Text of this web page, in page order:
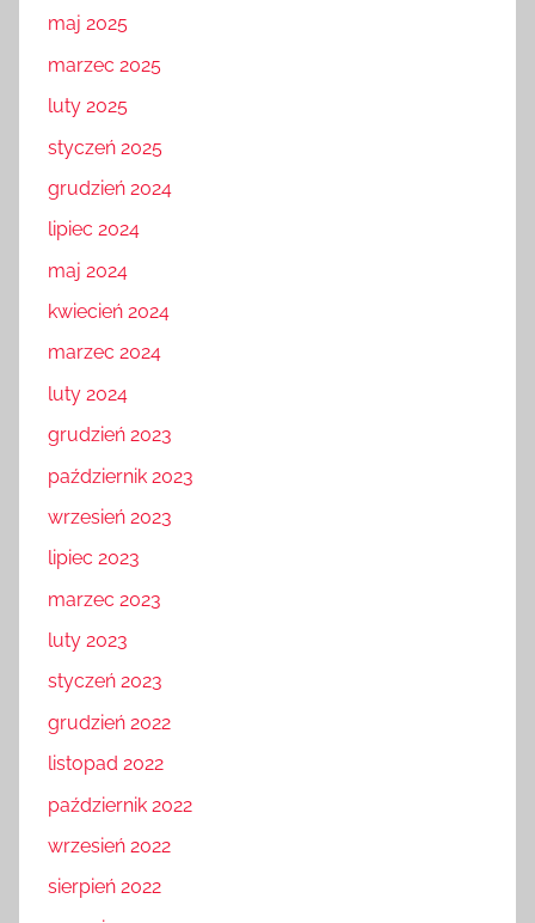
maj 2025
marzec 2025
luty 2025
styczeń 2025
grudzień 2024
lipiec 2024
maj 2024
kwiecień 2024
marzec 2024
luty 2024
grudzień 2023
październik 2023
wrzesień 2023
lipiec 2023
marzec 2023
luty 2023
styczeń 2023
grudzień 2022
listopad 2022
październik 2022
wrzesień 2022
sierpień 2022